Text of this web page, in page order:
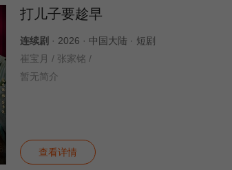
打儿子要趁早
连续剧 · 2026 · 中国大陆 · 短剧
崔宝月 / 张家铭 /
暂无简介
查看详情